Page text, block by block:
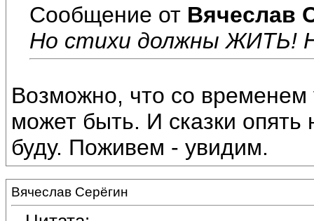
Сообщение от Вячеслав
Но стихи должны ЖИТЬ!
Возможно, что со временем
может быть. И сказки опять
буду. Поживем - увидим.
Вячеслав Серёгин